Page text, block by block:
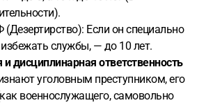
Если он специально
службы, — до 10 лет.
дисциплинарная ответственность
уголовным преступником, его
военнослужащего, самовольно